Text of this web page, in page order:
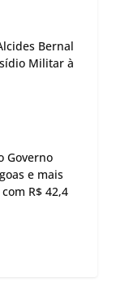
Bernal
Militar à
Governo
e mais
R$ 42,4